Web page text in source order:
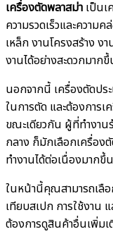
เครื่องตัดพลาสม่า เป็นเ
ความรวดเร็วและความ
เหล็ก งานโครงสร้าง
งานได้อย่างสะดวกมาก
นอกจากนี้ เครื่องตัดปร
ในการตัด และต้องการ
ขณะเดียวกัน ผู้ที่ทำงาน
กลาง ก็มักเลือกเครื่องตั
ทำงานได้ต่อเนื่องมากขึ้น
ในหน้านี้คุณสามารถเลื
เทียบสเปก การใช้งาน
ต้องการดูสินค้าอื่นเพิ่มเ